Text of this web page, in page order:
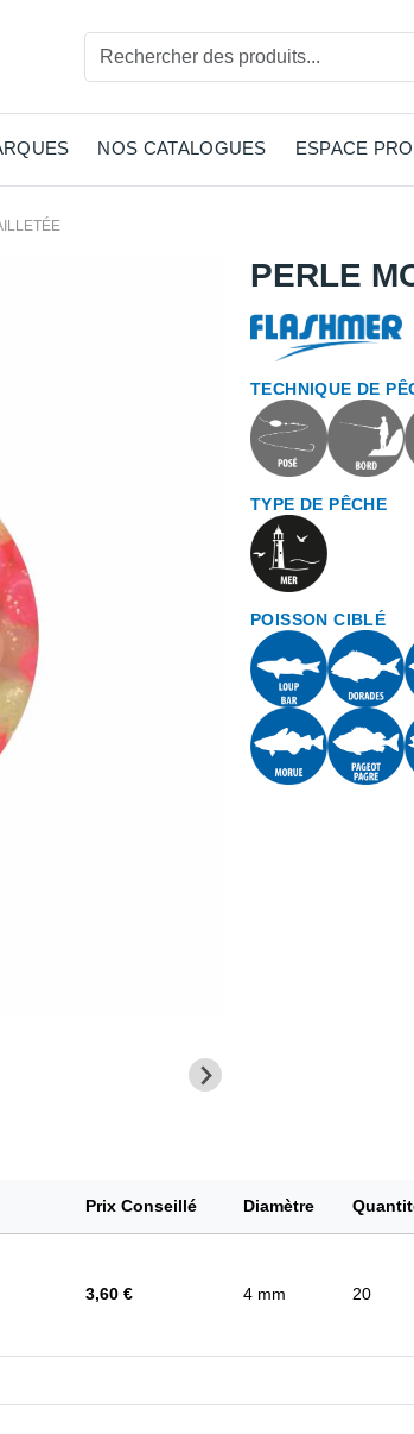
NOS CATALOGUES ESPACE PRO
PERLE
TECHNIQUE DE
TYPE DE PÊCHE
POISSON CIBLÉ
Prix Conseillé Diamètre
3,60 € 4 mm 20